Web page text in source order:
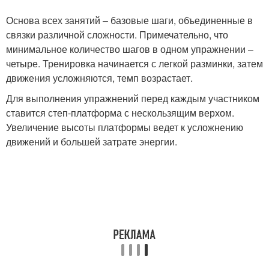
Основа всех занятий – базовые шаги, объединенные в
связки различной сложности. Примечательно, что
минимальное количество шагов в одном упражнении –
четыре. Тренировка начинается с легкой разминки, затем
движения усложняются, темп возрастает.
Для выполнения упражнений перед каждым участником
ставится степ-платформа с нескользящим верхом.
Увеличение высоты платформы ведет к усложнению
движений и большей затрате энергии.